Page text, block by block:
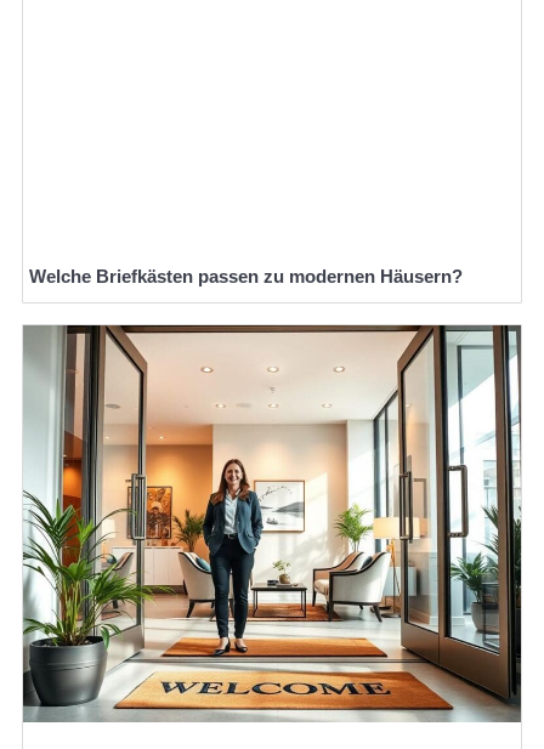
Welche Briefkästen passen zu modernen Häusern?